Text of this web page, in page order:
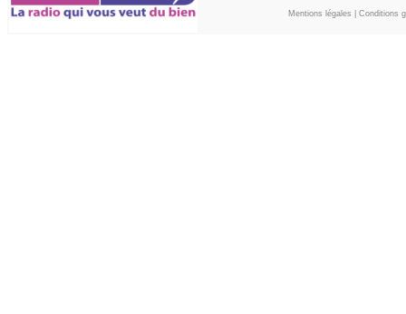
Mentions légales Conditions